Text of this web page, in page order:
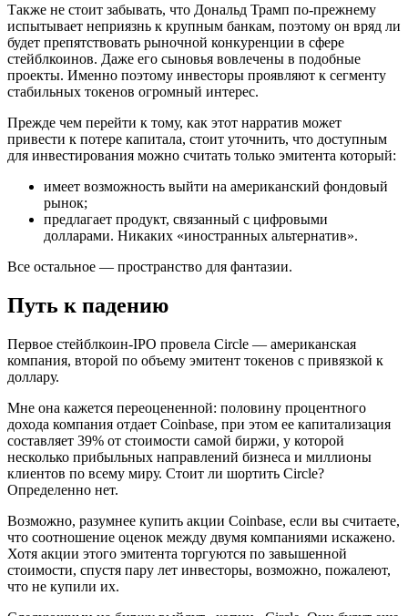
Также не стоит забывать, что Дональд Трамп по-прежнему
испытывает неприязнь к крупным банкам, поэтому он вряд ли
будет препятствовать рыночной конкуренции в сфере
стейблкоинов. Даже его сыновья вовлечены в подобные
проекты. Именно поэтому инвесторы проявляют к сегменту
стабильных токенов огромный интерес.
Прежде чем перейти к тому, как этот нарратив может
привести к потере капитала, стоит уточнить, что доступным
для инвестирования можно считать только эмитента который:
имеет возможность выйти на американский фондовый
рынок;
предлагает продукт, связанный с цифровыми
долларами. Никаких «иностранных альтернатив».
Все остальное — пространство для фантазии.
Путь к падению
Первое стейблкоин-IPO провела Circle — американская
компания, второй по объему эмитент токенов с привязкой к
доллару.
Мне она кажется переоцененной: половину процентного
дохода компания отдает Coinbase, при этом ее капитализация
составляет 39% от стоимости самой биржи, у которой
несколько прибыльных направлений бизнеса и миллионы
клиентов по всему миру. Стоит ли шортить Circle?
Определенно нет.
Возможно, разумнее купить акции Coinbase, если вы считаете,
что соотношение оценок между двумя компаниями искажено.
Хотя акции этого эмитента торгуются по завышенной
стоимости, спустя пару лет инвесторы, возможно, пожалеют,
что не купили их.